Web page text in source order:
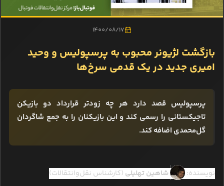
1400/08/17
بازگشت لژیونر محبوب به پرسپولیس و وحید
امیری جدید در یک قدمی سرخ‌ها
پرسپولیس قصد دارد هر چه زودتر قرارداد دو بازیکن
تاجیکستانی را رسمی کند و این بازیکنان را به جمع شاگردان
گل‌محمدی اضافه کند.
نویسنده: شاهین تهلیلی (کارشناس نقل‌وانتقالات)